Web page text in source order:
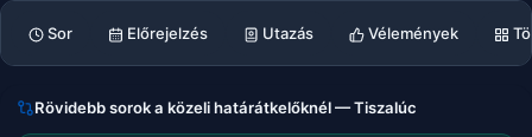
Sor Előrejelzés Utazás Vélemények
Rövidebb sorok a közeli határátkelőknél — Tiszalúc